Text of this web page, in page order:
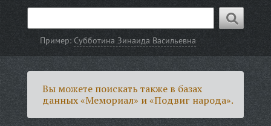
Пример:Субботина Зинаида Васильевна
Вы можете поискать также в базах
данных «Мемориал» и «Подвиг народа».